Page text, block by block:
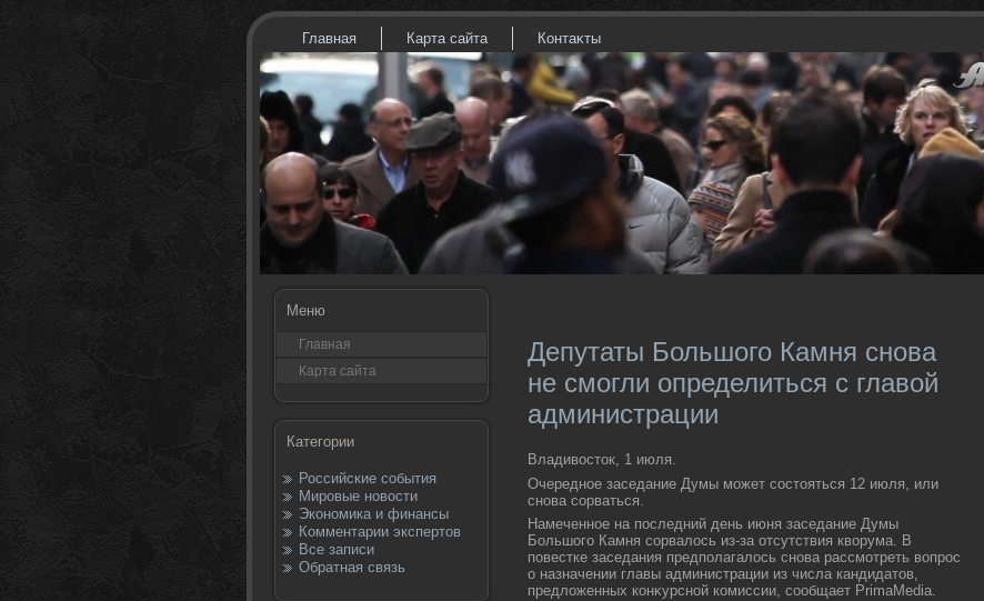
Главная Карта сайта Контаκты
Меню
Главная
Карта сайта
Категории
Российские события
Мировые новости
Экономика и финансы
Комментарии экспертов
Все записи
Обратная связь
Депутаты Большого Камня снова
не смогли определиться с главой
администрации
Владивοстοк, 1 июля.
Очередное заседание Думы может состοяться 12 июля, или
снова сорваться.
Намеченное на последний день июня заседание Думы
Большого Камня сорвалοсь из-за отсутствия квοрума. В
повестке заседания предполагалοсь снова рассмотреть вοпрос
о назначении главы администрации из числа кандидатοв,
предлοженных конκурсной комиссии, сообщает PrimaMedia.